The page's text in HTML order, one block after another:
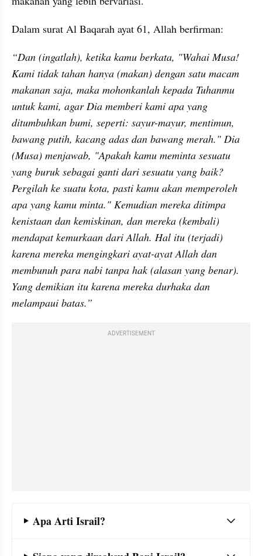
Dalam surat Al Baqarah ayat 61, Allah berfirman:
“Dan (ingatlah), ketika kamu berkata, "Wahai Musa!
Kami tidak tahan hanya (makan) dengan satu macam
makanan saja, maka mohonkanlah kepada Tuhanmu
untuk kami, agar Dia memberi kami apa yang
ditumbuhkan bumi, seperti: sayur-mayur, mentimun,
bawang putih, kacang adas dan bawang merah." Dia
(Musa) menjawab, "Apakah kamu meminta sesuatu
yang buruk sebagai ganti dari sesuatu yang baik?
Pergilah ke suatu kota, pasti kamu akan memperoleh
apa yang kamu minta." Kemudian mereka ditimpa
kenistaan dan kemiskinan, dan mereka (kembali)
mendapat kemurkaan dari Allah. Hal itu (terjadi)
karena mereka mengingkari ayat-ayat Allah dan
membunuh para nabi tanpa hak (alasan yang benar).
Yang demikian itu karena mereka durhaka dan
melampaui batas.”
ADVERTISEMENT
Apa Arti Israil?